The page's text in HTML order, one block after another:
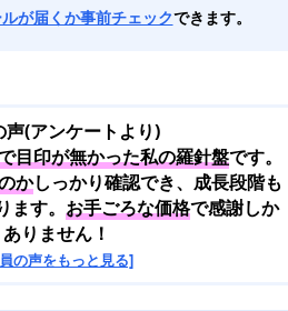
が届くか事前チェックできます。
声(アンケートより)
目印が無かった私の羅針盤です。
かしっかり確認でき、成長段階も
す。 お手ごろな価格で感謝しか
ありません！
の声をもっと見る]